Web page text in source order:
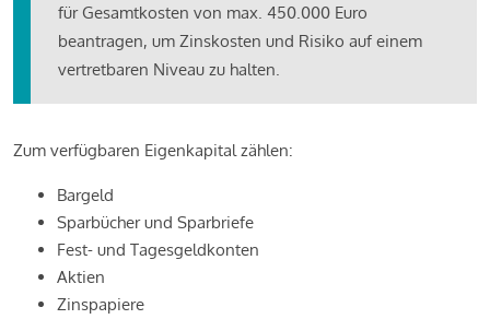
für Gesamtkosten von max. 450.000 Euro
beantragen, um Zinskosten und Risiko auf einem
vertretbaren Niveau zu halten.
Zum verfügbaren Eigenkapital zählen:
Bargeld
Sparbücher und Sparbriefe
Fest- und Tagesgeldkonten
Aktien
Zinspapiere